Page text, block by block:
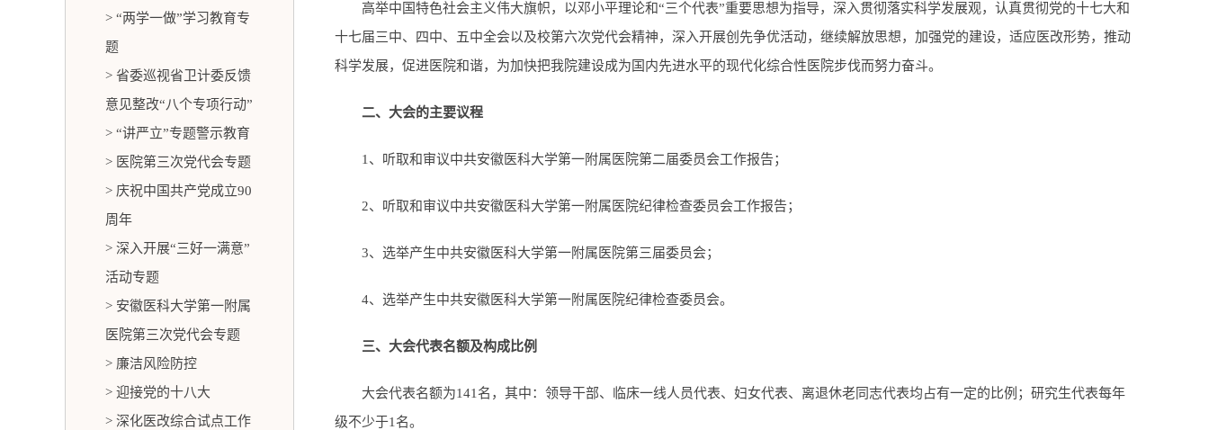
> “两学一做”学习教育专
题
> 省委巡视省卫计委反馈
意见整改“八个专项行动”
> “讲严立”专题警示教育
> 医院第三次党代会专题
> 庆祝中国共产党成立90
周年
> 深入开展“三好一满意”
活动专题
> 安徽医科大学第一附属
医院第三次党代会专题
> 廉洁风险防控
> 迎接党的十八大
> 深化医改综合试点工作
高举中国特色社会主义伟大旗帜，以邓小平理论和“三个代表”重要思想为指导，深入贯彻落实科学发展观，认真贯彻党的十七大和
十七届三中、四中、五中全会以及校第六次党代会精神，深入开展创先争优活动，继续解放思想，加强党的建设，适应医改形势，推动
科学发展，促进医院和谐，为加快把我院建设成为国内先进水平的现代化综合性医院步伐而努力奋斗。
二、大会的主要议程
1、听取和审议中共安徽医科大学第一附属医院第二届委员会工作报告；
2、听取和审议中共安徽医科大学第一附属医院纪律检查委员会工作报告；
3、选举产生中共安徽医科大学第一附属医院第三届委员会；
4、选举产生中共安徽医科大学第一附属医院纪律检查委员会。
三、大会代表名额及构成比例
大会代表名额为141名，其中：领导干部、临床一线人员代表、妇女代表、离退休老同志代表均占有一定的比例；研究生代表每年
级不少于1名。